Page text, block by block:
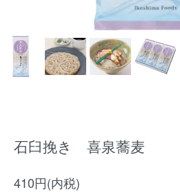
石臼挽き 喜泉蕎麦
410円(内税)